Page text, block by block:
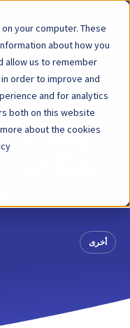
your computer. These
about how you
allow us to remember
order to improve and
and for analytics
both on this website
about the cookies
العودةمنشور
تم
تقنيًّا
أخرى